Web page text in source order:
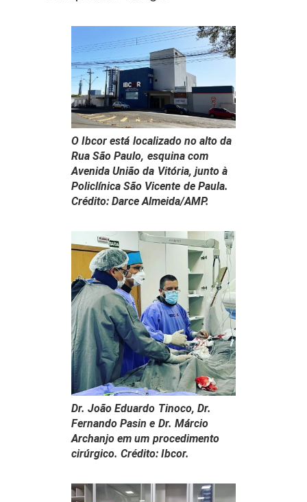
O Ibcor está localizado no alto da
Rua São Paulo, esquina com
Avenida União da Vitória, junto à
Policlínica São Vicente de Paula.
Crédito: Darce Almeida/AMP.
Dr. João Eduardo Tinoco, Dr.
Fernando Pasin e Dr. Márcio
Archanjo em um procedimento
cirúrgico. Crédito: Ibcor.